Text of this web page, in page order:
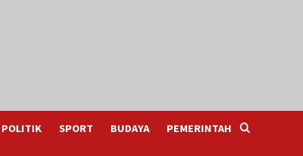
POLITIK SPORT BUDAYA PEMERINTAH